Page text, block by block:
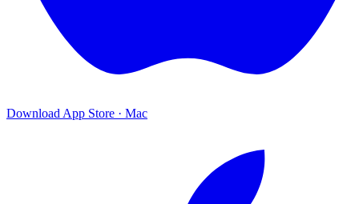
Download App Store · Mac